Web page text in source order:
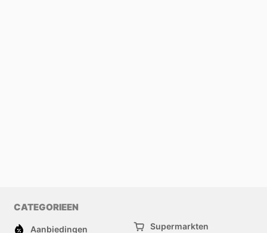
CATEGORIEEN
Aanbiedingen Supermarkten